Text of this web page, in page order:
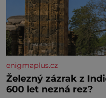
enigmaplus.cz
Železný zázrak z
600 let nezná rez?